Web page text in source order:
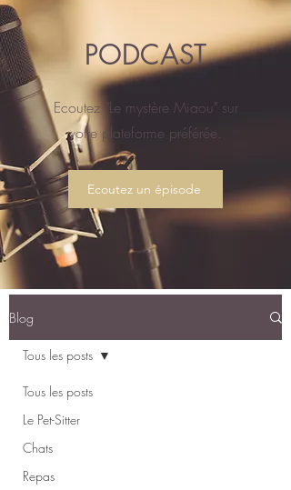
PODCAST
Ecoutez "Le mystère Miaou" sur
votre plateforme préférée.
Ecoutez un épisode
Blog
Tous les posts
Le Pet-Sitter
Chats
Repas
Tous les posts